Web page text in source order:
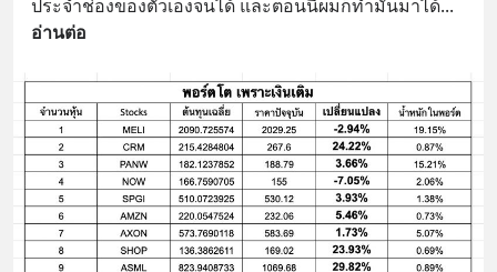
ประจำช่องของตัวเองจนได้ และตอนนี้ผมก็ทำมันมาได้
อ่านต่อ